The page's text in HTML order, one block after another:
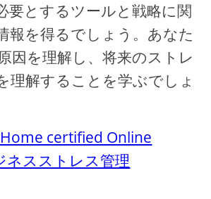
要とするツールと戦略に関
報を得るでしょう。あなた
因を理解し、将来のストレ
理解することを学ぶでしょ
certified Online
ネスストレス管理